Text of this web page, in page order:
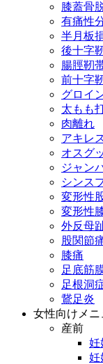
膝蓋骨
有痛性
半月板
後十字
腸脛靭
前十字
グロイ
太もも
肉離れ
アキレ
オスグ
ジャン
シンス
変形性
変形性
外反母
股関節
膝痛
足底筋
足根洞
鵞足炎
女性向けメニ
産前
妊
妊